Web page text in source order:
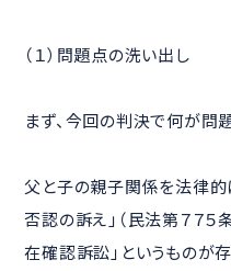
（１）問題点の洗い出し
まず、今回の判決で何が問
父と子の親子関係を法律的
否認の訴え」（民法第７７５
在確認訴訟」というものが存